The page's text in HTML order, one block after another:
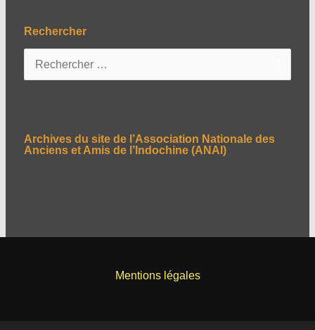
Rechercher
rArchives du site de l’Association Nationale des
Anciens et Amis de l’Indochine (ANAI)
Mentions légales